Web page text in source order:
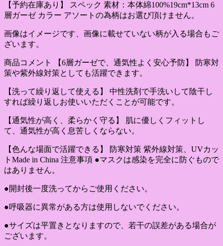
【予約在庫あり】 スペック 素材：本体綿100%19cm*13cm 6
層ガーゼ カラー アソートの為柄はお選び頂けません。
画像はイメージです、画像に載せていない柄が入る場合もご
ざいます。
商品コメント 【6層ガーゼで、通気性よく安心予防】 防寒対
策や紫外線対策としても活躍できます。
【洗って繰り返して使える】 中性洗剤で手洗いして陰干し
すれば繰り返しお使いいただくことが可能です。
【通気性が高く、柔らかく守る】 肌に優しくフィットし
て、通気性が高く息苦しくならない。
【色んな場面で活躍できる】 防寒対策 紫外線対策、UVカッ
トMade in China 注意事項 ●マスクは感染を完全に防ぐもので
はありません。
●開封後一度洗ってからご使用ください。
●呼吸器に異常がある方は使用しないでください。
●サイズは平置きとなりますので、若干の誤差がある場合が
ございます。